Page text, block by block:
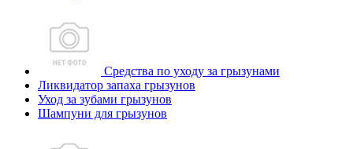
Средства по уходу за грызунами
Ликвидатор запаха грызунов
Уход за зубами грызунов
Шампуни для грызунов